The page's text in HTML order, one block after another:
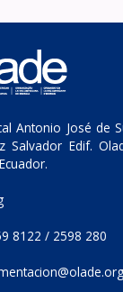
Antonio José de
Salvador Edif.
8122 / 2598 280